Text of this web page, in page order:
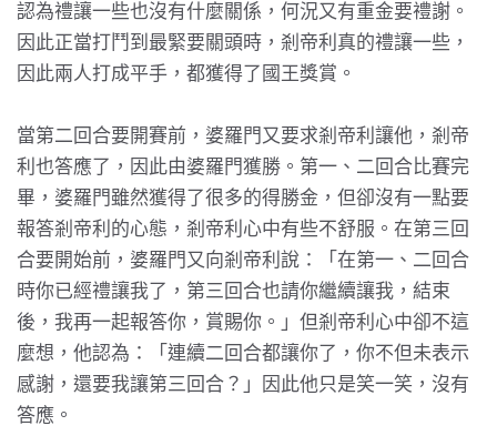
認為禮讓一些也沒有什麼關係，何況又有重金要禮謝。
因此正當打鬥到最緊要關頭時，剎帝利真的禮讓一些，
因此兩人打成平手，都獲得了國王獎賞。
當第二回合要開賽前，婆羅門又要求剎帝利讓他，剎帝
利也答應了，因此由婆羅門獲勝。第一、二回合比賽完
畢，婆羅門雖然獲得了很多的得勝金，但卻沒有一點要
報答剎帝利的心態，剎帝利心中有些不舒服。在第三回
合要開始前，婆羅門又向剎帝利說：「在第一、二回合
時你已經禮讓我了，第三回合也請你繼續讓我，結束
後，我再一起報答你，賞賜你。」但剎帝利心中卻不這
麼想，他認為：「連續二回合都讓你了，你不但未表示
感謝，還要我讓第三回合？」因此他只是笑一笑，沒有
答應。